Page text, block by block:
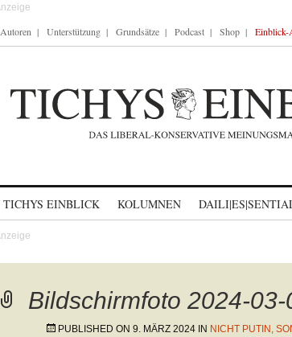
Autoren Unterstützung Grundsätze Podcast Shop Einblick-
TICHYS EINBLICK KOLUMNEN
Bildschirmfoto 2024-
PUBLISHED ON 9. MÄRZ 2024 IN NICHT PUTIN,